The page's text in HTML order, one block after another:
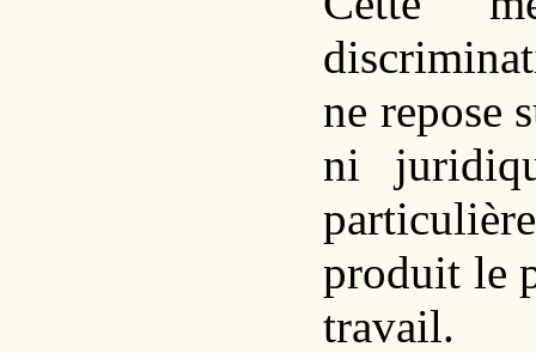
ne repose
ni
produit le
travail.